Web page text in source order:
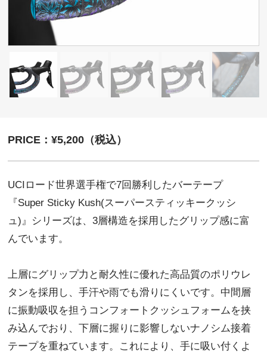
PRICE：¥5,200（税込）
UCIロード世界選手権で7回勝利したバーテープ
『Super Sticky Kush(スーパースティッキークッシ
ュ)』シリーズは、3層構造を採用したグリップ感に富
んでいます。
上層にグリップ力と耐久性に優れた高品質のポリウレ
タンを採用し、手汗や雨でも滑りにくいです。中間層
に振動吸収を担うコンフォートクッシュフォームを挟
み込んでおり、下層に握りに影響しないナノシム接着
テープを重ねています。これにより、手に吸い付くよ